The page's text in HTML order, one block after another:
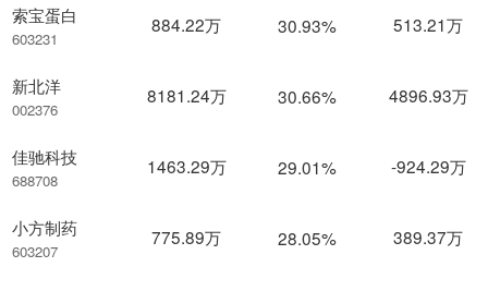
索宝蛋白
603231
新北洋
002376
佳驰科技
688708
小方制药
603207
884.22万 30.93% 513.21万
8181.24万 30.66% 4896.93万
1463.29万 29.01% -924.29万
775.89万 28.05% 389.37万